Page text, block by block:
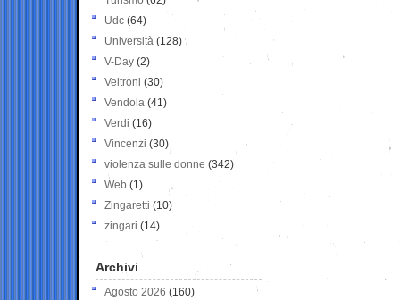
Udc (64)
Università (128)
V-Day (2)
Veltroni (30)
Vendola (41)
Verdi (16)
Vincenzi (30)
violenza sulle donne (342)
Web (1)
Zingaretti (10)
zingari (14)
Archivi
Agosto 2026 (160)